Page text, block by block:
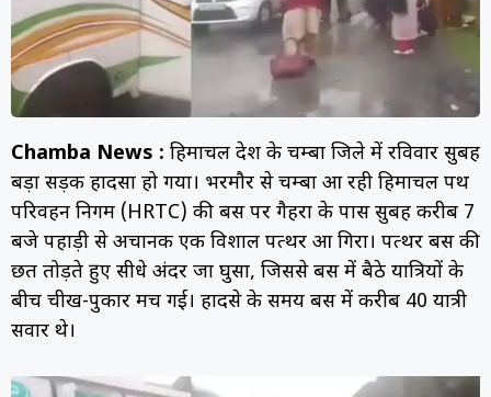
Chamba News : हिमाचल प्रदेश के चम्बा जिले में रविवार सुबह
बड़ा सड़क हादसा हो गया। भरमौर से चम्बा आ रही हिमाचल पथ
परिवहन निगम (HRTC) की बस पर गैहरा के पास सुबह करीब 7
बजे पहाड़ी से अचानक एक विशाल पत्थर आ गिरा। पत्थर बस की
छत तोड़ते हुए सीधे अंदर जा घुसा, जिससे बस में बैठे यात्रियों के
बीच चीख-पुकार मच गई। हादसे के समय बस में करीब 40 यात्री
सवार थे।